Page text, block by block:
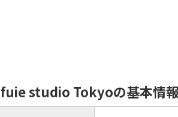
fuie studio Tokyoの基本情報